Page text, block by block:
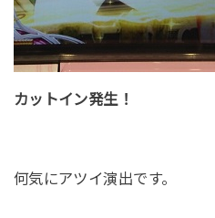
カットイン発生！
何気にアツイ演出です。